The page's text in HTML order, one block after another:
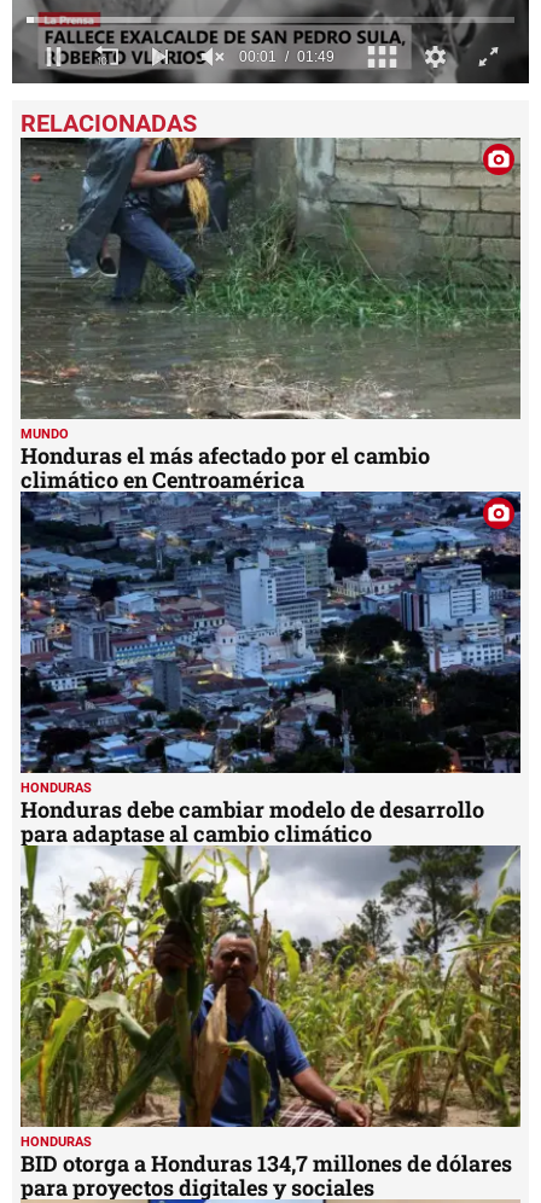
seconds
of
1
minute,
49
seconds
MUNDO
Honduras el más afectado por el cambio
climático en Centroamérica
HONDURAS
Honduras debe cambiar modelo de desarrollo
para adaptase al cambio climático
HONDURAS
BID otorga a Honduras 134,7 millones de dólares
para proyectos digitales y sociales